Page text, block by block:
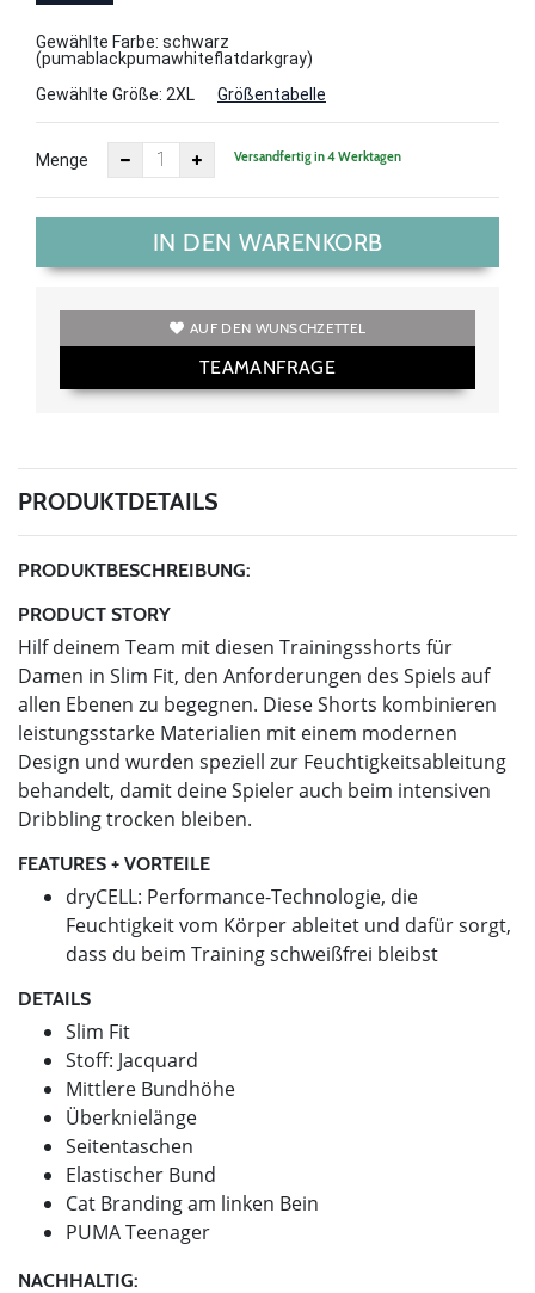
Gewählte Farbe: schwarz
(pumablackpumawhiteflatdarkgray)
Gewählte Größe: 2XL Größentabelle
Menge Versandfertig in 4 Werktagen
IN DEN WARENKORB
AUF DEN WUNSCHZETTEL
TEAMANFRAGE
PRODUKTDETAILS
PRODUKTBESCHREIBUNG:
PRODUCT STORY
Hilf deinem Team mit diesen Trainingsshorts für
Damen in Slim Fit, den Anforderungen des Spiels auf
allen Ebenen zu begegnen. Diese Shorts kombinieren
leistungsstarke Materialien mit einem modernen
Design und wurden speziell zur Feuchtigkeitsableitung
behandelt, damit deine Spieler auch beim intensiven
Dribbling trocken bleiben.
FEATURES + VORTEILE
dryCELL: Performance-Technologie, die
Feuchtigkeit vom Körper ableitet und dafür sorgt,
dass du beim Training schweißfrei bleibst
DETAILS
Slim Fit
Stoff: Jacquard
Mittlere Bundhöhe
Überknielänge
Seitentaschen
Elastischer Bund
Cat Branding am linken Bein
PUMA Teenager
NACHHALTIG: